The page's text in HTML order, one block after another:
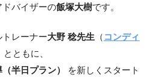
ドバイザーの飯塚大樹です。
レーナー大野 稔先生 （ コンディ
とともに、
半日プラン）
を新しくスタート